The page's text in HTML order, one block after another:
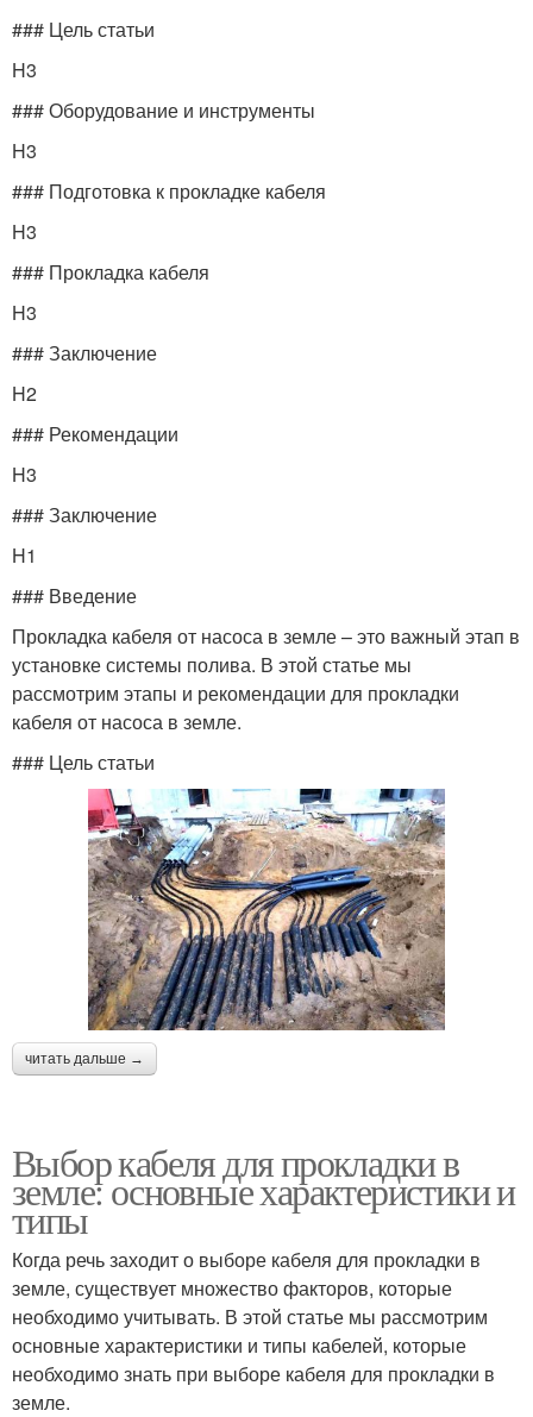
### Цель статьи
H3
### Оборудование и инструменты
H3
### Подготовка к прокладке кабеля
H3
### Прокладка кабеля
H3
### Заключение
H2
### Рекомендации
H3
### Заключение
H1
### Введение
Прокладка кабеля от насоса в земле – это важный этап в
установке системы полива. В этой статье мы
рассмотрим этапы и рекомендации для прокладки
кабеля от насоса в земле.
### Цель статьи
читать дальше →
Выбор кабеля для прокладки в
земле: основные характеристики и
типы
Когда речь заходит о выборе кабеля для прокладки в
земле, существует множество факторов, которые
необходимо учитывать. В этой статье мы рассмотрим
основные характеристики и типы кабелей, которые
необходимо знать при выборе кабеля для прокладки в
земле.